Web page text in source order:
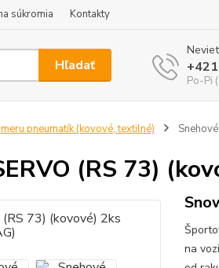
súkromia Kontakty
Hľadať
Po-Pi
pneumatík (kovové, textilné)
(RS 73)
na